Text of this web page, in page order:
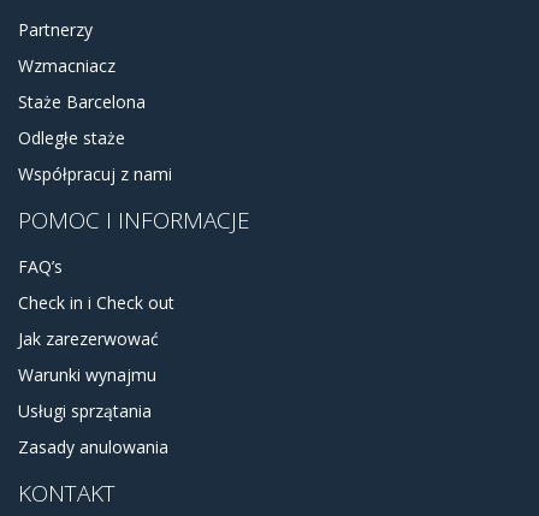
Partnerzy
Wzmacniacz
Staże Barcelona
Odległe staże
Współpracuj z nami
POMOC I INFORMACJE
FAQ’s
Check in i Check out
Jak zarezerwować
Warunki wynajmu
Usługi sprzątania
Zasady anulowania
KONTAKT